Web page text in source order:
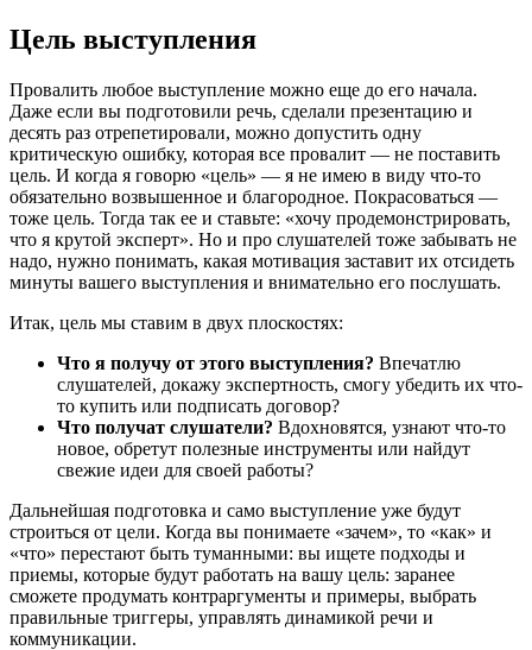
Цель выступления
Провалить любое выступление можно еще до его начала.
Даже если вы подготовили речь, сделали презентацию и
десять раз отрепетировали, можно допустить одну
критическую ошибку, которая все провалит — не поставить
цель. И когда я говорю «цель» — я не имею в виду что-то
обязательно возвышенное и благородное. Покрасоваться —
тоже цель. Тогда так ее и ставьте: «хочу продемонстрировать,
что я крутой эксперт». Но и про слушателей тоже забывать не
надо, нужно понимать, какая мотивация заставит их отсидеть
минуты вашего выступления и внимательно его послушать.
Итак, цель мы ставим в двух плоскостях:
Что я получу от этого выступления? Впечатлю
слушателей, докажу экспертность, смогу убедить их что-
то купить или подписать договор?
Что получат слушатели? Вдохновятся, узнают что-то
новое, обретут полезные инструменты или найдут
свежие идеи для своей работы?
Дальнейшая подготовка и само выступление уже будут
строиться от цели. Когда вы понимаете «зачем», то «как» и
«что» перестают быть туманными: вы ищете подходы и
приемы, которые будут работать на вашу цель: заранее
сможете продумать контраргументы и примеры, выбрать
правильные триггеры, управлять динамикой речи и
коммуникации.